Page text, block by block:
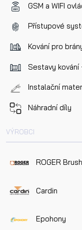
GSM a WIFI
Přístupové
Kování pro
Sestavy kování
Instalační
Náhradní díly
VÝROBCI
ROGER
Cardin
Epohony